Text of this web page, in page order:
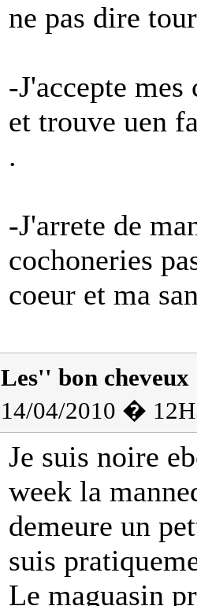
ne pas dire
-J'accepte
et trouve uen
.
-J'arrete de
cochoneries
coeur et ma
Les'' bon
14/04/2010 �
Je suis noire
week la
demeure un
suis
Le maguasin